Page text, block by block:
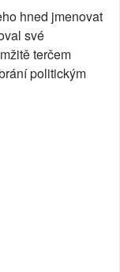
hned jmenovat
své
terčem
politickým